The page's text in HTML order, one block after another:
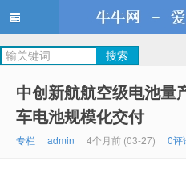
牛牛网
中创新航航空级电池量
车电池规模化交付
专栏 admin 4个月前 (03-27) 0评